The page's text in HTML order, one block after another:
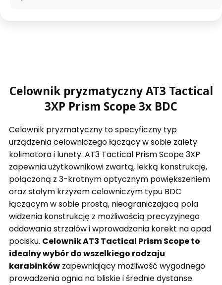
Celownik pryzmatyczny AT3 Tactical
3XP Prism Scope 3x BDC
Celownik pryzmatyczny to specyficzny typ
urządzenia celowniczego łączący w sobie zalety
kolimatora i lunety. AT3 Tactical Prism Scope 3XP
zapewnia użytkownikowi zwartą, lekką konstrukcję,
połączoną z 3-krotnym optycznym powiększeniem
oraz stałym krzyżem celowniczym typu BDC
łączącym w sobie prostą, nieograniczającą pola
widzenia konstrukcję z możliwością precyzyjnego
oddawania strzałów i wprowadzania korekt na opad
pocisku. Celownik AT3 Tactical Prism Scope to
idealny wybór do wszelkiego rodzaju
karabinków zapewniający możliwość wygodnego
prowadzenia ognia na bliskie i średnie dystanse.